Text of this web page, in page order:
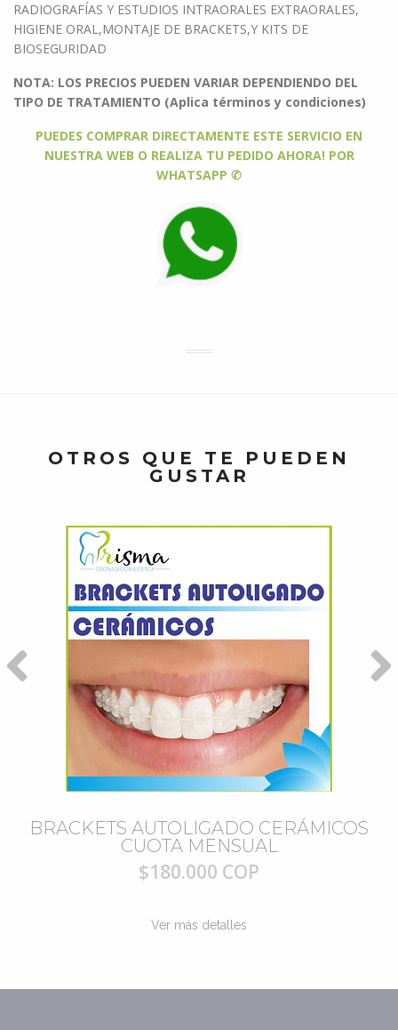
RADIOGRAFÍAS Y ESTUDIOS INTRAORALES EXTRAORALES,
HIGIENE ORAL,MONTAJE DE BRACKETS,Y KITS DE
BIOSEGURIDAD
NOTA: LOS PRECIOS PUEDEN VARIAR DEPENDIENDO DEL
TIPO DE TRATAMIENTO (Aplica términos y condiciones)
PUEDES COMPRAR DIRECTAMENTE ESTE SERVICIO EN
NUESTRA WEB O REALIZA TU PEDIDO AHORA! POR
WHATSAPP ✆
OTROS QUE TE PUEDEN
GUSTAR
BRACKETS AUTOLIGADO CERÁMICOS
CUOTA MENSUAL
$180.000 COP
Ver más detalles